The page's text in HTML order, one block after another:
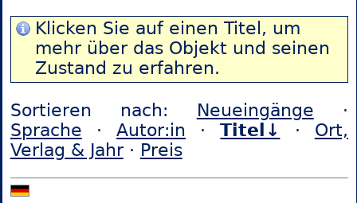
Klicken Sie auf einen Titel, um
mehr über das Objekt und seinen
Zustand zu erfahren.
Sortieren nach: Neueingänge ·
Sprache ·Autor:in ·Titel↓ · Ort,
Verlag & Jahr· Preis